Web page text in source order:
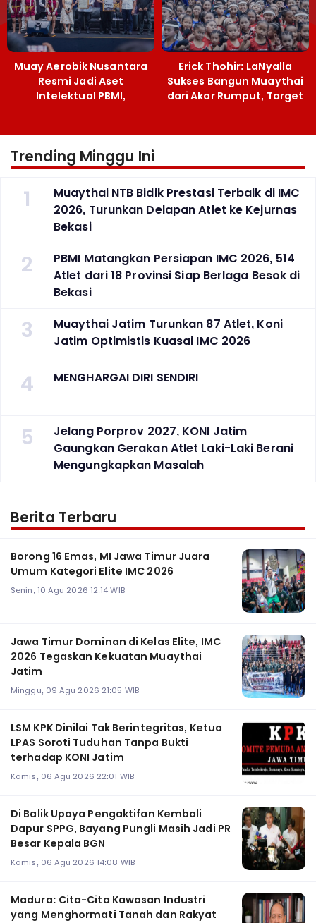
Muay Aerobik Nusantara
Resmi Jadi Aset
Intelektual PBMI,
Erick Thohir: LaNyalla
Sukses Bangun Muaythai
dari Akar Rumput, Target
Trending Minggu Ini
1
Muaythai NTB Bidik Prestasi Terbaik di IMC
2026, Turunkan Delapan Atlet ke Kejurnas
Bekasi
2
PBMI Matangkan Persiapan IMC 2026, 514
Atlet dari 18 Provinsi Siap Berlaga Besok di
Bekasi
3
Muaythai Jatim Turunkan 87 Atlet, Koni
Jatim Optimistis Kuasai IMC 2026
4 MENGHARGAI DIRI SENDIRI
5
Jelang Porprov 2027, KONI Jatim
Gaungkan Gerakan Atlet Laki-Laki Berani
Mengungkapkan Masalah
Berita Terbaru
Borong 16 Emas, MI Jawa Timur Juara
Umum Kategori Elite IMC 2026
Senin, 10 Agu 2026 12:14 WIB
Jawa Timur Dominan di Kelas Elite, IMC
2026 Tegaskan Kekuatan Muaythai
Jatim
Minggu, 09 Agu 2026 21:05 WIB
LSM KPK Dinilai Tak Berintegritas, Ketua
LPAS Soroti Tuduhan Tanpa Bukti
terhadap KONI Jatim
Kamis, 06 Agu 2026 22:01 WIB
Di Balik Upaya Pengaktifan Kembali
Dapur SPPG, Bayang Pungli Masih Jadi PR
Besar Kepala BGN
Kamis, 06 Agu 2026 14:08 WIB
Madura: Cita-Cita Kawasan Industri
yang Menghormati Tanah dan Rakyat